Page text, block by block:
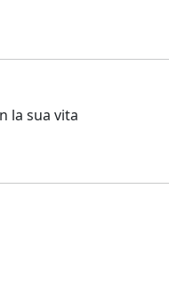
la sua vita